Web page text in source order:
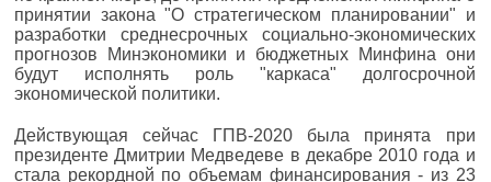
принятии закона "О стратегическом планировании" и
разработки среднесрочных социально-экономических
прогнозов Минэкономики и бюджетных Минфина они
будут исполнять роль "каркаса" долгосрочной
экономической политики.
Действующая сейчас ГПВ-2020 была принята при
президенте Дмитрии Медведеве в декабре 2010 года и
стала рекордной по объемам финансирования - из 23